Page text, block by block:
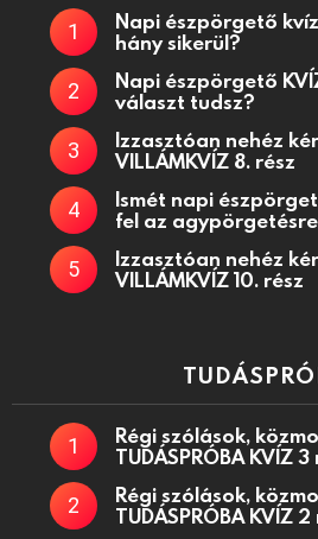
Napi észpörgető
hány sikerül?
Napi észpörgető
választ tudsz?
Izzasztóan nehéz
VILLÁMKVÍZ 8. rész
Ismét napi
fel az
Izzasztóan nehéz
VILLÁMKVÍZ 10. rész
Régi szólások,
TUDÁSPRÓBA KVÍZ 3
Régi szólások,
TUDÁSPRÓBA KVÍZ 2